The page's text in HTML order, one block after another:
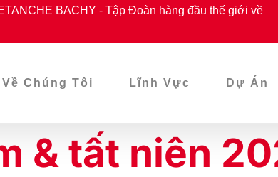
BACHY - Tập Đoàn hàng đầu thế giới về
Về Chúng Tôi Lĩnh Vực Dự Án
& tất niên